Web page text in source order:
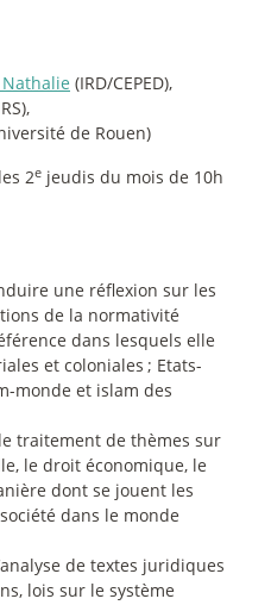
Nathalie (IRD/CEPED),
de Rouen)
2e jeudis du mois de 10h
une réflexion sur les
de la normativité
dans lesquels elle
et coloniales ; Etats-
monde et islam des
traitement de thèmes sur
le droit économique, le
dont se jouent les
dans le monde
de textes juridiques
lois sur le système